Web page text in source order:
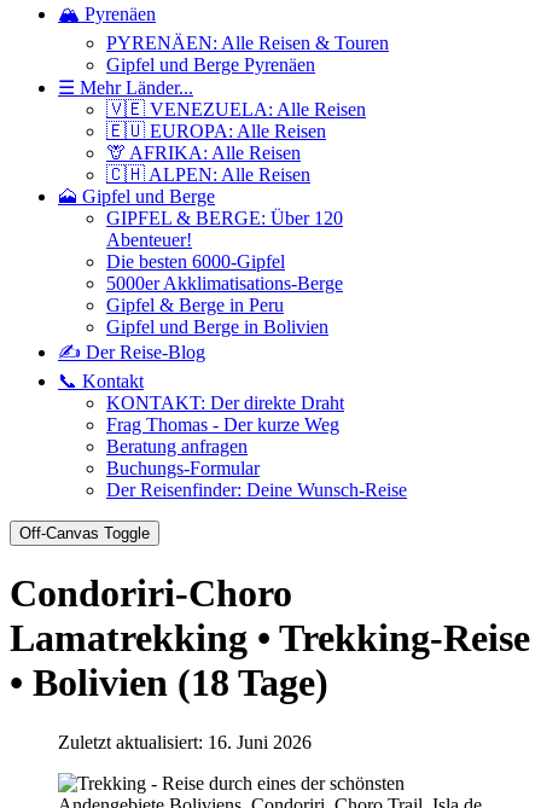
🏔️ Pyrenäen
PYRENÄEN: Alle Reisen & Touren
Gipfel und Berge Pyrenäen
☰ Mehr Länder...
🇻🇪 VENEZUELA: Alle Reisen
🇪🇺 EUROPA: Alle Reisen
🦒 AFRIKA: Alle Reisen
🇨🇭 ALPEN: Alle Reisen
🗻 Gipfel und Berge
GIPFEL & BERGE: Über 120
Abenteuer!
Die besten 6000-Gipfel
5000er Akklimatisations-Berge
Gipfel & Berge in Peru
Gipfel und Berge in Bolivien
✍️ Der Reise-Blog
📞 Kontakt
KONTAKT: Der direkte Draht
Frag Thomas - Der kurze Weg
Beratung anfragen
Buchungs-Formular
Der Reisenfinder: Deine Wunsch-Reise
Off-Canvas Toggle
Condoriri-Choro
Lamatrekking • Trekking-Reise
• Bolivien (18 Tage)
Zuletzt aktualisiert: 16. Juni 2026